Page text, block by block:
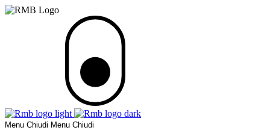
Menu Chiudi Menu Chiudi